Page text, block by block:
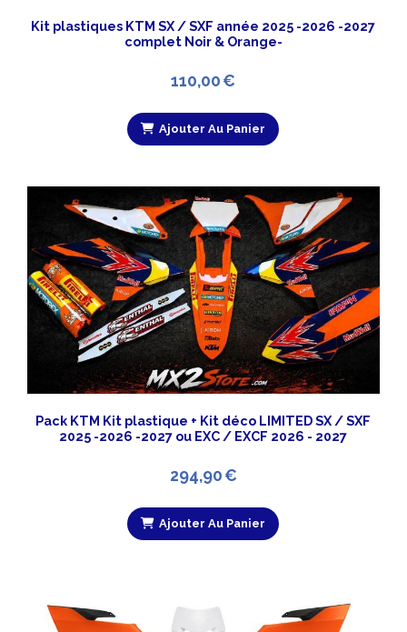
Kit plastiques KTM SX / SXF année 2025 -2026 -2027
complet Noir & Orange-
110,00€
Ajouter Au Panier
Pack KTM Kit plastique + Kit déco LIMITED SX / SXF
2025 -2026 -2027 ou EXC / EXCF 2026 - 2027
294,90€
Ajouter Au Panier